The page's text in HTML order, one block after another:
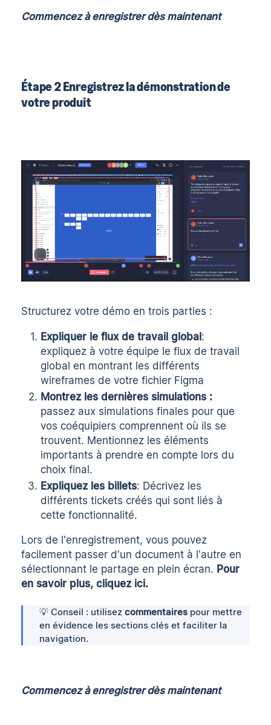
Commencez à enregistrer dès maintenant
Étape 2 Enregistrez la démonstration de
votre produit
Structurez votre démo en trois parties :
Expliquer le flux de travail global:
expliquez à votre équipe le flux de travail
global en montrant les différents
wireframes de votre fichier Figma
Montrez les dernières simulations :
passez aux simulations finales pour que
vos coéquipiers comprennent où ils se
trouvent. Mentionnez les éléments
importants à prendre en compte lors du
choix final.
Expliquez les billets: Décrivez les
différents tickets créés qui sont liés à
cette fonctionnalité.
Lors de l'enregistrement, vous pouvez
facilement passer d'un document à l'autre en
sélectionnant le partage en plein écran. Pour
en savoir plus, cliquez ici.
💡 Conseil : utilisez commentairespour mettre
en évidence les sections clés et faciliter la
navigation.
Commencez à enregistrer dès maintenant